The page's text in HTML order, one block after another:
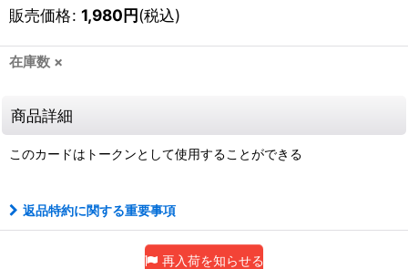
販売価格: 1,980円(税込)
在庫数 ×
商品詳細
このカードはトークンとして使用することができる
返品特約に関する重要事項
再入荷を知らせる